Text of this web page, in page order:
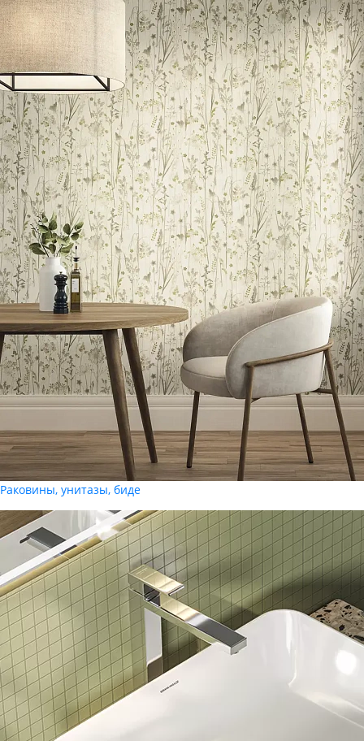
Раковины, унитазы, биде